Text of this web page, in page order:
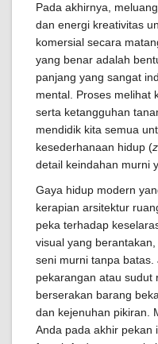
Pada akhirnya,
dan energi kreativitas
komersial secara
yang benar adalah
panjang yang sangat
mental. Proses melihat
serta ketangguhan
mendidik kita semua
kesederhanaan hidup (
detail keindahan murni
Gaya hidup modern
kerapian arsitektur
peka terhadap
visual yang
seni murni tanpa
pekarangan atau sudut
berserakan barang
dan kejenuhan pikiran.
Anda pada akhir pekan